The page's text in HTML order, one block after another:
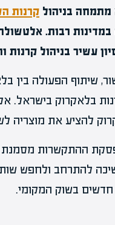
מתמחה בניהול קרנות
במדינות רבות.
עשיר בניהול קרנות
שיתוף הפעולה בין
בלאקרוק בישראל.
להציע את מוצריה
ההתקשרות מסמנת
להתרחב ולחפש
בשוק המקומי.